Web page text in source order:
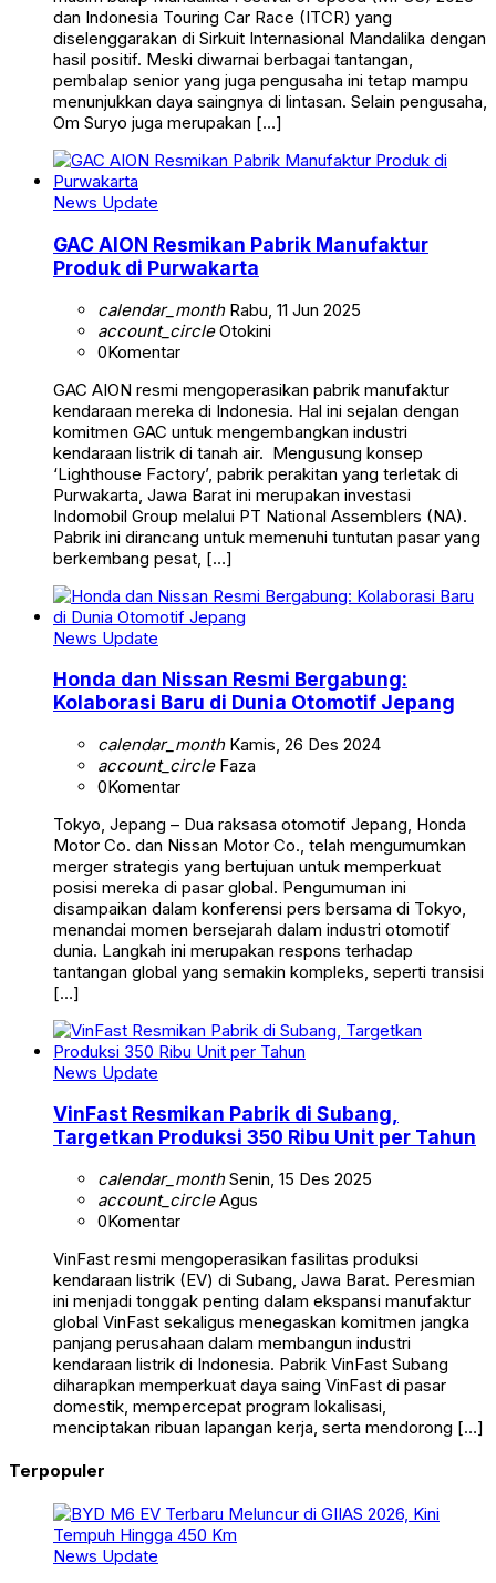
dan Indonesia Touring Car Race (ITCR) yang
diselenggarakan di Sirkuit Internasional Mandalika dengan
hasil positif. Meski diwarnai berbagai tantangan,
pembalap senior yang juga pengusaha ini tetap mampu
menunjukkan daya saingnya di lintasan. Selain pengusaha,
Om Suryo juga merupakan […]
News Update
GAC AION Resmikan Pabrik Manufaktur
Produk di Purwakarta
calendar_monthRabu, 11 Jun 2025
account_circleOtokini
0Komentar
GAC AION resmi mengoperasikan pabrik manufaktur
kendaraan mereka di Indonesia. Hal ini sejalan dengan
komitmen GAC untuk mengembangkan industri
kendaraan listrik di tanah air. Mengusung konsep
‘Lighthouse Factory’, pabrik perakitan yang terletak di
Purwakarta, Jawa Barat ini merupakan investasi
Indomobil Group melalui PT National Assemblers (NA).
Pabrik ini dirancang untuk memenuhi tuntutan pasar yang
berkembang pesat, […]
News Update
Honda dan Nissan Resmi Bergabung:
Kolaborasi Baru di Dunia Otomotif Jepang
calendar_monthKamis, 26 Des 2024
account_circleFaza
0Komentar
Tokyo, Jepang – Dua raksasa otomotif Jepang, Honda
Motor Co. dan Nissan Motor Co., telah mengumumkan
merger strategis yang bertujuan untuk memperkuat
posisi mereka di pasar global. Pengumuman ini
disampaikan dalam konferensi pers bersama di Tokyo,
menandai momen bersejarah dalam industri otomotif
dunia. Langkah ini merupakan respons terhadap
tantangan global yang semakin kompleks, seperti transisi
[…]
News Update
VinFast Resmikan Pabrik di Subang,
Targetkan Produksi 350 Ribu Unit per Tahun
calendar_monthSenin, 15 Des 2025
account_circleAgus
0Komentar
VinFast resmi mengoperasikan fasilitas produksi
kendaraan listrik (EV) di Subang, Jawa Barat. Peresmian
ini menjadi tonggak penting dalam ekspansi manufaktur
global VinFast sekaligus menegaskan komitmen jangka
panjang perusahaan dalam membangun industri
kendaraan listrik di Indonesia. Pabrik VinFast Subang
diharapkan memperkuat daya saing VinFast di pasar
domestik, mempercepat program lokalisasi,
menciptakan ribuan lapangan kerja, serta mendorong […]
Terpopuler
News Update